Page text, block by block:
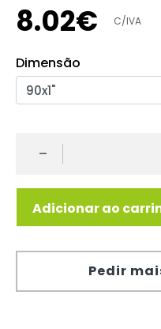
8.02€ C/IVA
Dimensão
-
Adicionar ao
Pedir